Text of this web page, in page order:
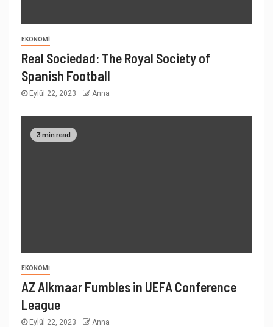
EKONOMI
Real Sociedad: The Royal Society of
Spanish Football
Eylül 22, 2023 Anna
3 min read
EKONOMI
AZ Alkmaar Fumbles in UEFA Conference
League
Eylül 22, 2023 Anna